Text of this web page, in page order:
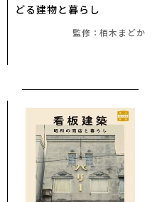
どる建物と暮らし
監修：栢木まどか